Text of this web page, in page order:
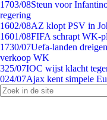
1703/08Steun voor
regering
1602/08AZ klopt PSV in
1601/08FIFA schrapt WK-
1730/07Uefa-landen
verkoop WK
325/07IOC wijst klacht
024/07Ajax kent simpele